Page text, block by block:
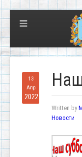
13
Апр
2022
Written by
Новости